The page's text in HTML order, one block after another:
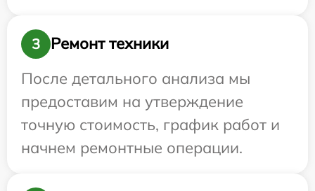
3
Ремонт техники
После детального анализа мы
предоставим на утверждение
точную стоимость, график работ и
начнем ремонтные операции.